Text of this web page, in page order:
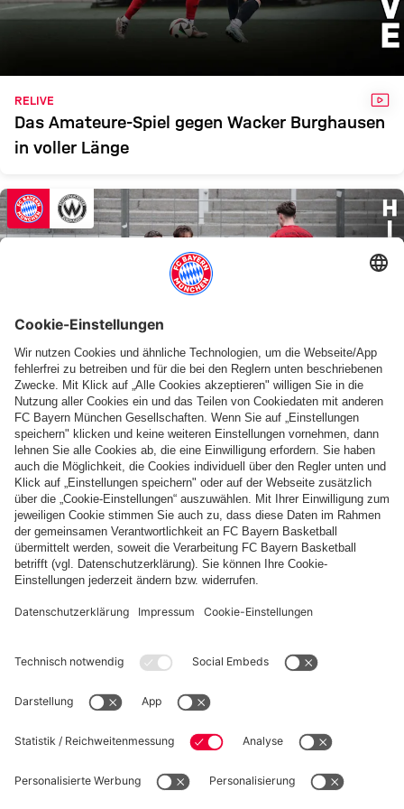
FCB II
BURGHAUSEN
RELIVE
Das Amateure-Spiel gegen Wacker Burghausen
in voller Länge
REGIONALLIGA BAYERN
Die Highlights vom Heimspiel der FC Bayern
Amateure gegen Wacker Burghausen
PARTNER